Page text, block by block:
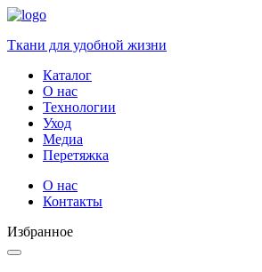
Ткани для удобной жизни
Каталог
О нас
Технологии
Уход
Медиа
Перетяжка
О нас
Контакты
Избранное